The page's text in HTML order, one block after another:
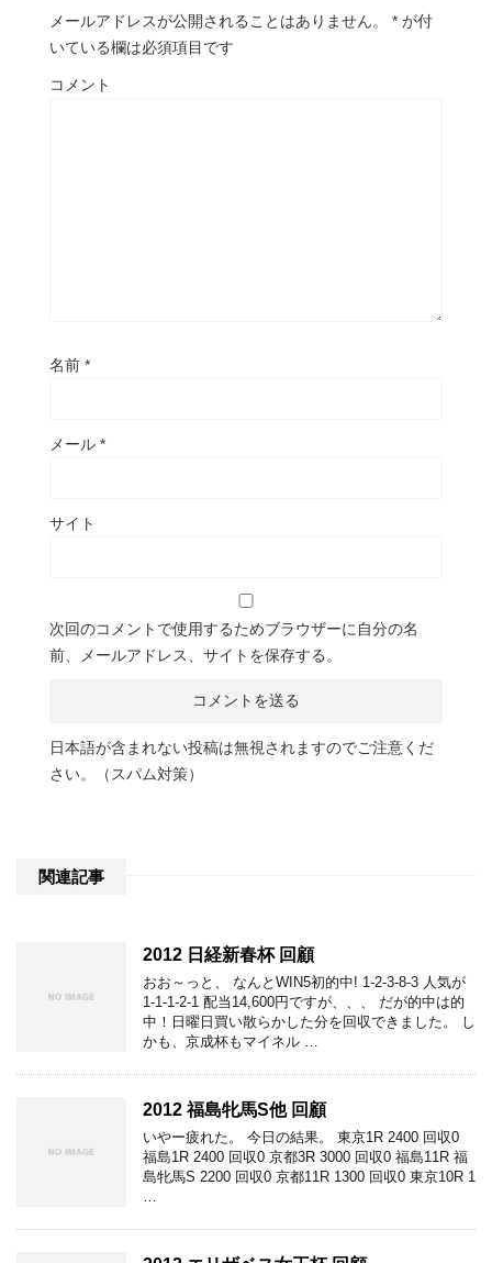
メールアドレスが公開されることはありません。 * が付
いている欄は必須項目です
コメント
名前 *
メール *
サイト
次回のコメントで使用するためブラウザーに自分の名
前、メールアドレス、サイトを保存する。
日本語が含まれない投稿は無視されますのでご注意くだ
さい。（スパム対策）
関連記事
2012 日経新春杯 回顧
おお～っと、 なんとWIN5初的中! 1-2-3-8-3 人気が
1-1-1-2-1 配当14,600円ですが、、、 だが的中は的
中！日曜日買い散らかした分を回収できました。 し
かも、京成杯もマイネル …
2012 福島牝馬S他 回顧
いやー疲れた。 今日の結果。 東京1R 2400 回収0
福島1R 2400 回収0 京都3R 3000 回収0 福島11R 福
島牝馬S 2200 回収0 京都11R 1300 回収0 東京10R 1